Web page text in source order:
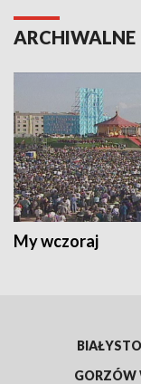
ARCHIWALNE
My wczoraj
GORZÓW